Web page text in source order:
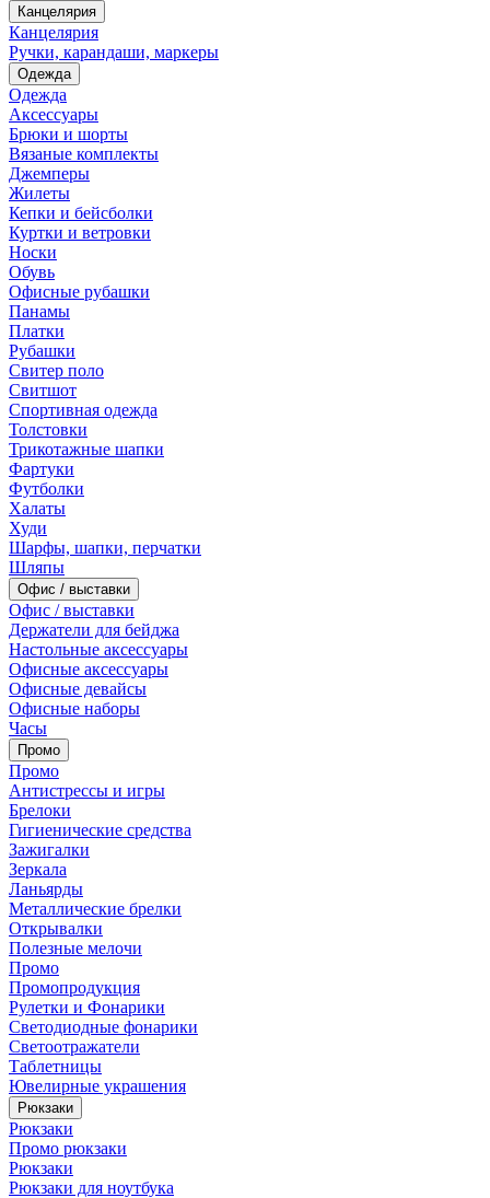
Канцелярия
Канцелярия
Ручки, карандаши, маркеры
Одежда
Одежда
Аксессуары
Брюки и шорты
Вязаные комплекты
Джемперы
Жилеты
Кепки и бейсболки
Куртки и ветровки
Носки
Обувь
Офисные рубашки
Панамы
Платки
Рубашки
Свитер поло
Свитшот
Спортивная одежда
Толстовки
Трикотажные шапки
Фартуки
Футболки
Халаты
Худи
Шарфы, шапки, перчатки
Шляпы
Офис / выставки
Офис / выставки
Держатели для бейджа
Настольные аксессуары
Офисные аксессуары
Офисные девайсы
Офисные наборы
Часы
Промо
Промо
Антистрессы и игры
Брелоки
Гигиенические средства
Зажигалки
Зеркала
Ланьярды
Металлические брелки
Открывалки
Полезные мелочи
Промо
Промопродукция
Рулетки и Фонарики
Светодиодные фонарики
Светоотражатели
Таблетницы
Ювелирные украшения
Рюкзаки
Рюкзаки
Промо рюкзаки
Рюкзаки
Рюкзаки для ноутбука